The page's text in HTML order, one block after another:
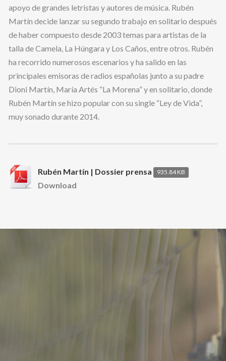
apoyo de grandes letristas y autores de música. Rubén
Martín decide lanzar su segundo trabajo en solitario después
de haber compuesto desde 2003 temas para artistas de la
talla de Camela, La Húngara y Los Caños, entre otros. Rubén
ha recorrido numerosos escenarios y ha salido en las
principales emisoras de radios españolas junto a su padre
Dioni Martín, María Artés “La Morena” y en solitario, donde
Rubén Martín se hizo popular con su single “Ley de Vida”,
muy sonado durante 2014.
Rubén Martín | Dossier prensa 935.84 KB
Download